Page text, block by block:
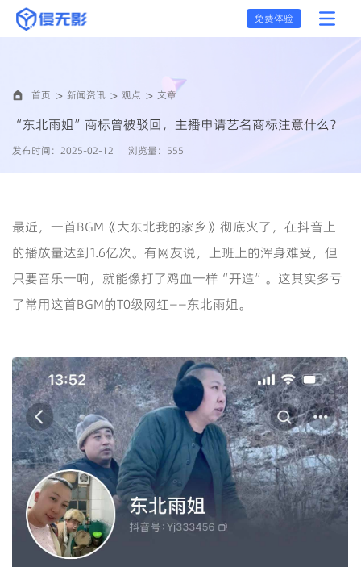
免费体验
首页 新闻资讯 观点 文章
“东北雨姐”商标曾被驳回，主播申请艺名商标注意什么？
发布时间：2025-02-12 浏览量：555
最近，一首BGM《大东北我的家乡》彻底火了，在抖音上
的播放量达到1.6亿次。有网友说，上班上的浑身难受，但
只要音乐一响，就能像打了鸡血一样“开造”。这其实多亏
了常用这首BGM的T0级网红——东北雨姐。